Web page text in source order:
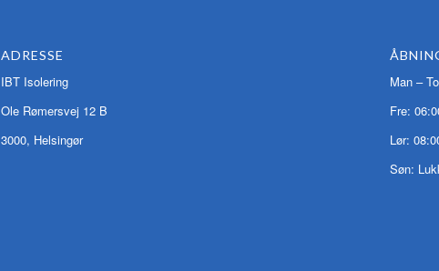
ADRESSE
IBT Isolering
Ole Rømersvej 12 B
3000, Helsingør
Man –
Fre:
Lør:
Søn: